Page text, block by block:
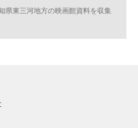
県東三河地方の映画館資料を収集